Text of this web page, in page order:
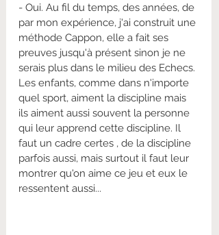
- Oui. Au fil du temps, des années, de
par mon expérience, j'ai construit une
méthode Cappon, elle a fait ses
preuves jusqu'à présent sinon je ne
serais plus dans le milieu des Echecs.
Les enfants, comme dans n'importe
quel sport, aiment la discipline mais
ils aiment aussi souvent la personne
qui leur apprend cette discipline. Il
faut un cadre certes , de la discipline
parfois aussi, mais surtout il faut leur
montrer qu'on aime ce jeu et eux le
ressentent aussi...